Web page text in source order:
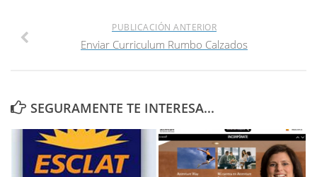
PUBLICACIÓN ANTERIOR
Enviar Curriculum Rumbo Calzados
SEGURAMENTE TE INTERESA...